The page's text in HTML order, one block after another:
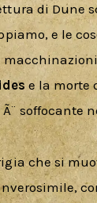
di Dune
e le
e la morte
Ã¨
che si